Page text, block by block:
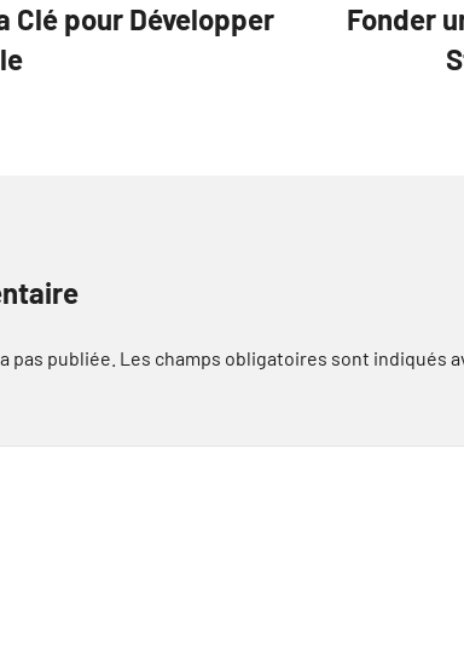
Clé pour Développer
Fonder
pas publiée. Les champs obligatoires sont indiqués